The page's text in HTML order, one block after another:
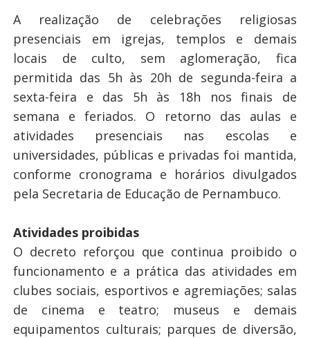
A realização de celebrações religiosas
presenciais em igrejas, templos e demais
locais de culto, sem aglomeração, fica
permitida das 5h às 20h de segunda-feira a
sexta-feira e das 5h às 18h nos finais de
semana e feriados. O retorno das aulas e
atividades presenciais nas escolas e
universidades, públicas e privadas foi mantida,
conforme cronograma e horários divulgados
pela Secretaria de Educação de Pernambuco.
Atividades proibidas
O decreto reforçou que continua proibido o
funcionamento e a prática das atividades em
clubes sociais, esportivos e agremiações; salas
de cinema e teatro; museus e demais
equipamentos culturais; parques de diversão,